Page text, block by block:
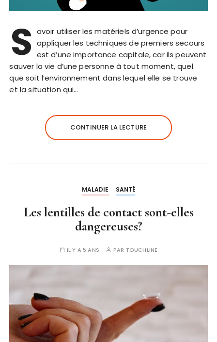
S avoir utiliser les matériels d’urgence pour
appliquer les techniques de premiers secours
est d’une importance capitale, car ils peuvent
sauver la vie d’une personne à tout moment, quel
que soit l’environnement dans lequel elle se trouve
et la situation qui…
CONTINUER LA LECTURE
MALADIE SANTÉ
Les lentilles de contact sont-elles
dangereuses?
IL Y A 5 ANS PAR TOUCHLINE